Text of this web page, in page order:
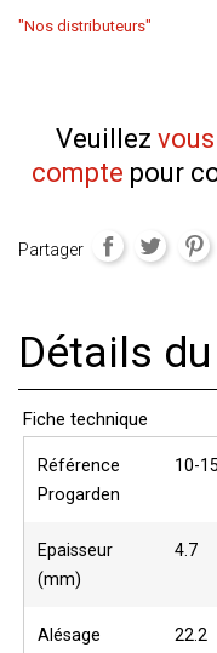
"Nos distributeurs"
Veuillez
compte pour
Partager
Détails
Fiche technique
Référence
Progarden
10-
Epaisseur
(mm)
4.7
Alésage
22.2